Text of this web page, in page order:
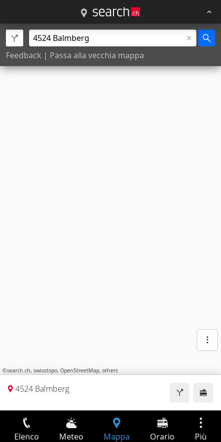
Feedback | Passa alla vecchia mappa
©search.ch, swisstopo, OpenStreetMap, others
4524 Balmberg
Elenco Meteo Mappa Orario Più